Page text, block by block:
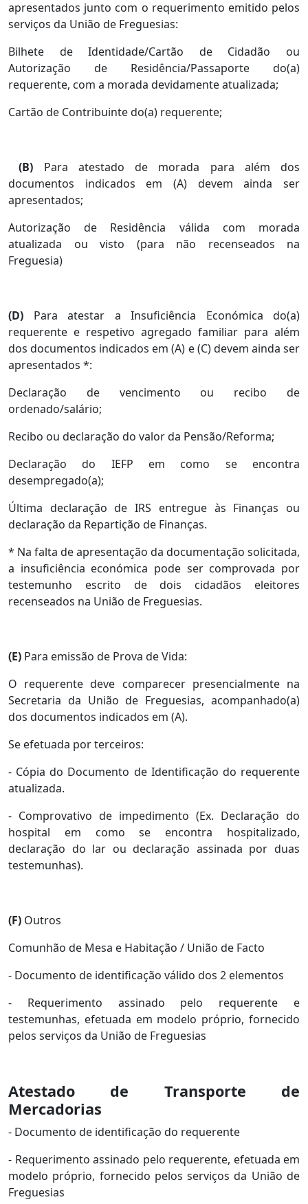
apresentados junto com o requerimento emitido pelos
serviços da União de Freguesias:
Bilhete de Identidade/Cartão de Cidadão ou
Autorização de Residência/Passaporte do(a)
requerente, com a morada devidamente atualizada;
Cartão de Contribuinte do(a) requerente;
(B) Para atestado de morada para além dos
documentos indicados em (A) devem ainda ser
apresentados;
Autorização de Residência válida com morada
atualizada ou visto (para não recenseados na
Freguesia)
(D) Para atestar a Insuficiência Económica do(a)
requerente e respetivo agregado familiar para além
dos documentos indicados em (A) e (C) devem ainda ser
apresentados *:
Declaração de vencimento ou recibo de
ordenado/salário;
Recibo ou declaração do valor da Pensão/Reforma;
Declaração do IEFP em como se encontra
desempregado(a);
Última declaração de IRS entregue às Finanças ou
declaração da Repartição de Finanças.
* Na falta de apresentação da documentação solicitada,
a insuficiência económica pode ser comprovada por
testemunho escrito de dois cidadãos eleitores
recenseados na União de Freguesias.
(E) Para emissão de Prova de Vida:
O requerente deve comparecer presencialmente na
Secretaria da União de Freguesias, acompanhado(a)
dos documentos indicados em (A).
Se efetuada por terceiros:
- Cópia do Documento de Identificação do requerente
atualizada.
- Comprovativo de impedimento (Ex. Declaração do
hospital em como se encontra hospitalizado,
declaração do lar ou declaração assinada por duas
testemunhas).
(F) Outros
Comunhão de Mesa e Habitação / União de Facto
- Documento de identificação válido dos 2 elementos
- Requerimento assinado pelo requerente e
testemunhas, efetuada em modelo próprio, fornecido
pelos serviços da União de Freguesias
Atestado de Transporte de
Mercadorias
- Documento de identificação do requerente
- Requerimento assinado pelo requerente, efetuada em
modelo próprio, fornecido pelos serviços da União de
Freguesias